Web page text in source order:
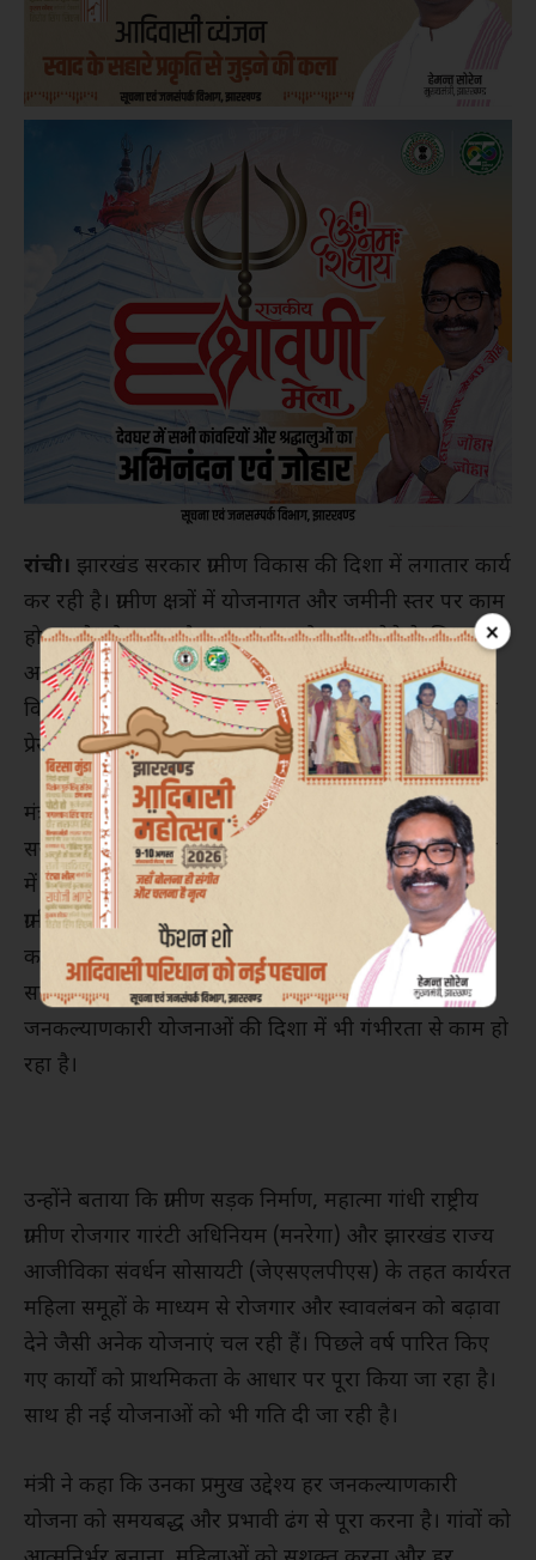
×
रांची। झारखंड सरकार ग्रामीण विकास की दिशा में लगातार कार्य
कर रही है। ग्रामीण क्षत्रों में योजनागत और जमीनी स्तर पर काम
हो रहा है। रोजगार और स्वावलंबन को बढ़ावा देने के लिए
अनेक योजनाएं संचालित हो रही हैं। यह बातें राज्य के ग्रामीण
विकास विभाग की मंत्री दीपिका पांडेय सिंह ने बुधवार को एक
प्रेस रिलीज के माध्यम से कही।
मंत्री दीपिका पांडेय सिंह ने कहा कि राज्य की हेमंत सोरेन
सरकार गांवों को आत्मनिर्भर बनाने और आम जनता के जीवन
में सुख-समृद्धि लाने के लिए प्रतिबद्ध है। मुख्यमंत्री के नेतृत्व में
ग्रामीण विकास की दिशा में योजनागत और ज़मीनी स्तर पर
कार्रवाई हो रही है। राज्य सरकार न सिर्फ वर्तमान कार्यों को
ससमय पूरा करने पर ध्यान दे रही है, बल्कि भविष्य की
जनकल्याणकारी योजनाओं की दिशा में भी गंभीरता से काम हो
रहा है।
उन्होंने बताया कि ग्रामीण सड़क निर्माण, महात्मा गांधी राष्ट्रीय
ग्रामीण रोजगार गारंटी अधिनियम (मनरेगा) और झारखंड राज्य
आजीविका संवर्धन सोसायटी (जेएसएलपीएस) के तहत कार्यरत
महिला समूहों के माध्यम से रोजगार और स्वावलंबन को बढ़ावा
देने जैसी अनेक योजनाएं चल रही हैं। पिछले वर्ष पारित किए
गए कार्यों को प्राथमिकता के आधार पर पूरा किया जा रहा है।
साथ ही नई योजनाओं को भी गति दी जा रही है।
मंत्री ने कहा कि उनका प्रमुख उद्देश्य हर जनकल्याणकारी
योजना को समयबद्ध और प्रभावी ढंग से पूरा करना है। गांवों को